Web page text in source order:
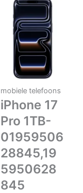
mobiele telefoons
iPhone 17
Pro 1TB-
01959506
28845,19
5950628
845